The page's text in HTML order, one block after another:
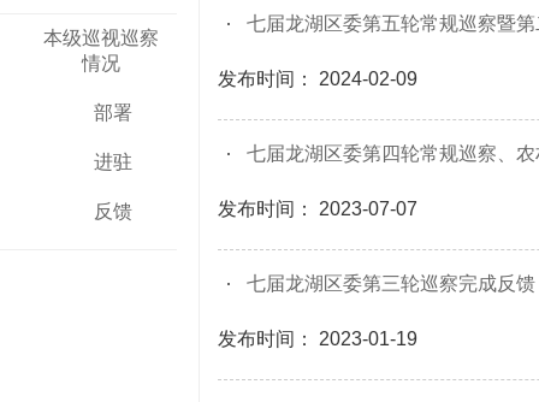
本级巡视巡察
情况
部署
进驻
反馈
七届龙湖区委第五轮常规巡察暨第
发布时间： 2024-02-09
七届龙湖区委第四轮常规巡察、农
发布时间： 2023-07-07
七届龙湖区委第三轮巡察完成反馈
发布时间： 2023-01-19